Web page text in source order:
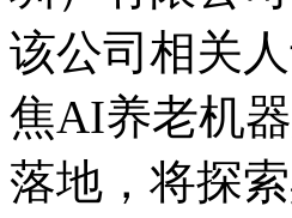
该公司相关
焦AI养老机
落地，将探